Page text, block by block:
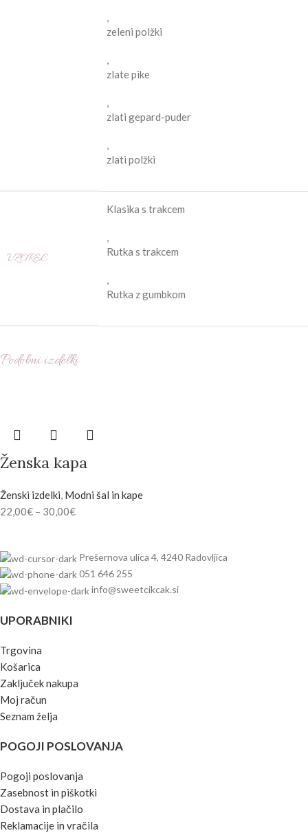
,
zeleni polžki
,
zlate pike
,
zlati gepard-puder
,
zlati polžki
VZOREC
Klasika s trakcem
,
Rutka s trakcem
,
Rutka z gumbkom
Podobni izdelki
Ženska kapa
Ženski izdelki, Modni šal in kape
22,00€ – 30,00€
Prešernova ulica 4, 4240 Radovljica
051 646 255
info@sweetcikcak.si
UPORABNIKI
Trgovina
Košarica
Zaključek nakupa
Moj račun
Seznam želja
POGOJI POSLOVANJA
Pogoji poslovanja
Zasebnost in piškotki
Dostava in plačilo
Reklamacije in vračila